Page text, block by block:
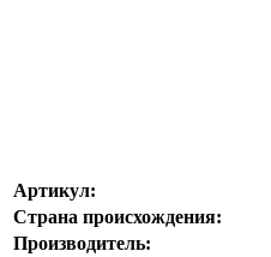
Артикул:
Страна происхождения:
Производитель: